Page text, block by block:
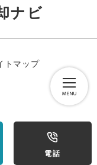
電話
ナビ
トマップ